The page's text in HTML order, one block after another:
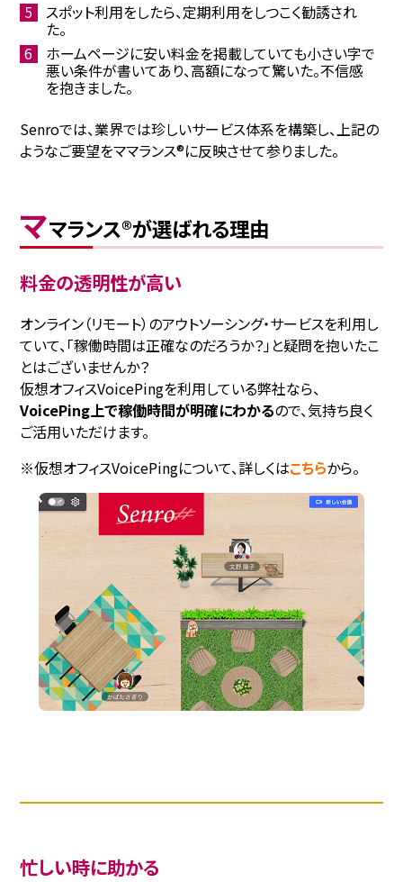
スポット利用をしたら、定期利用をしつこく勧誘され
た。
ホームページに安い料金を掲載していても小さい字で
悪い条件が書いてあり、高額になって驚いた。不信感
を抱きました。
Senroでは、業界では珍しいサービス体系を構築し、上記の
ようなご要望をママランス®に反映させて参りました。
ママランス®が選ばれる理由
料金の透明性が高い
オンライン（リモート）のアウトソーシング・サービスを利用し
ていて、「稼働時間は正確なのだろうか？」と疑問を抱いたこ
とはございませんか？
仮想オフィスVoicePingを利用している弊社なら、
VoicePing上で稼働時間が明確にわかるので、気持ち良く
ご活用いただけます。
※仮想オフィスVoicePingについて、詳しくはこちらから。
忙しい時に助かる